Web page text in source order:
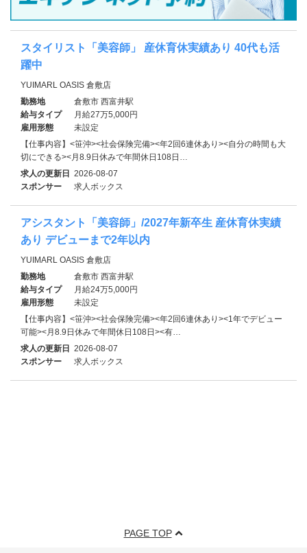
スタイリスト「美容師」 産休育休実績あり 40代も活
躍中
YUIMARL OASIS 倉敷店
勤務地
倉敷市 西富井駅
給与タイプ
月給27万5,000円
雇用形態
未設定
【仕事内容】<笹沖><社会保険完備><年2回6連休あり><自分の時間も大
切にできる><月8.9日休みで年間休日108日…
求人の更新日 2026-08-07
スポンサー
求人ボックス
アシスタント「美容師」/2027年新卒生 産休育休実績
あり デビューまで2年以内
YUIMARL OASIS 倉敷店
勤務地
倉敷市 西富井駅
給与タイプ
月給24万5,000円
雇用形態
未設定
【仕事内容】<笹沖><社会保険完備><年2回6連休あり><1年でデビュー
可能><月8.9日休みで年間休日108日><有…
求人の更新日 2026-08-07
スポンサー
求人ボックス
PAGE TOP